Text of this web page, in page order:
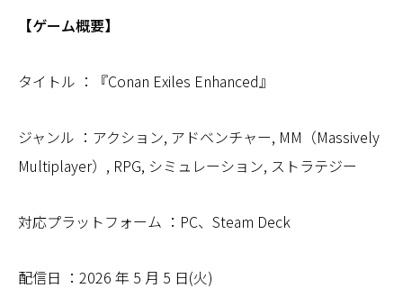
【ゲーム概要】
タイトル ：『Conan Exiles Enhanced』
ジャンル ：アクション, アドベンチャー, MM（Massively
Multiplayer）, RPG, シミュレーション, ストラテジー
対応プラットフォーム ：PC、Steam Deck
配信日 ：2026 年 5 月 5 日(火)